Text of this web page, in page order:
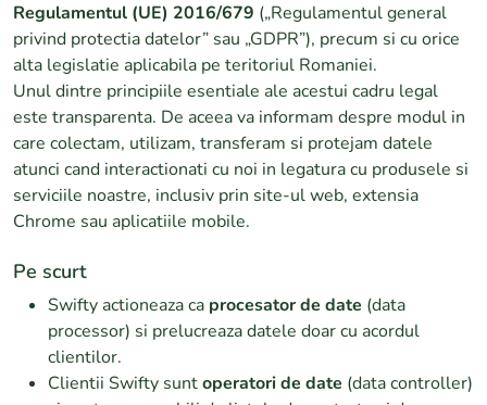
Regulamentul (UE) 2016/679 („Regulamentul general
privind protectia datelor” sau „GDPR”), precum si cu orice
alta legislatie aplicabila pe teritoriul Romaniei.
Unul dintre principiile esentiale ale acestui cadru legal
este transparenta. De aceea va informam despre modul in
care colectam, utilizam, transferam si protejam datele
atunci cand interactionati cu noi in legatura cu produsele si
serviciile noastre, inclusiv prin site-ul web, extensia
Chrome sau aplicatiile mobile.
Pe scurt
Swifty actioneaza ca procesator de date (data
processor) si prelucreaza datele doar cu acordul
clientilor.
Clientii Swifty suntoperatori de date (data controller)